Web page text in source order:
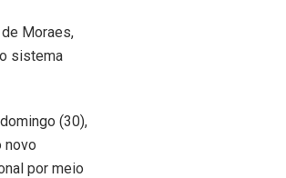
Moraes,
sistema
(30),
novo
por meio